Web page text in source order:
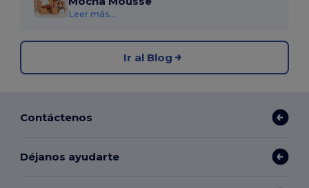
Leer más...
Ir al Blog
Contáctenos
Déjanos ayudarte